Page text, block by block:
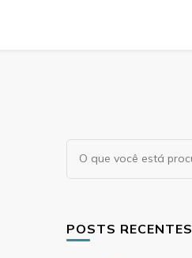
Procurando
algo?
POSTS RECENTES